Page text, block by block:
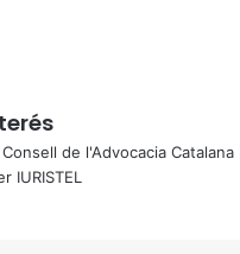
de l'Advocacia Catalana |
IURISTEL